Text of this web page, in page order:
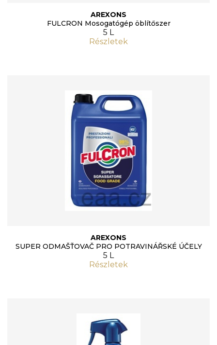
AREXONS
FULCRON Mosogatógép öblítőszer
5 L
Részletek
AREXONS
SUPER ODMAŠŤOVAČ PRO POTRAVINÁŘSKÉ ÚČELY
5 L
Részletek